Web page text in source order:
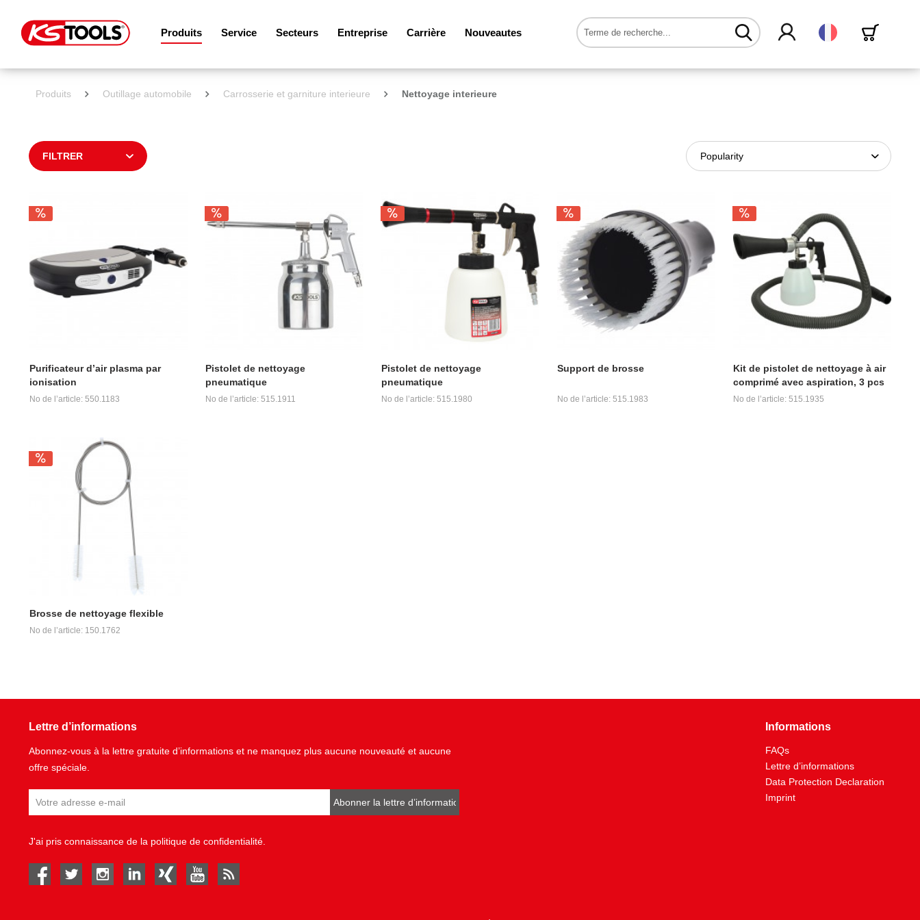
Produits Service Secteurs Entreprise Carrière Nouveautes Français
Produits Outillage automobile Carrosserie et garniture interieure Nettoyage interieure
FILTRER
Purificateur d’air plasma par
ionisation
No de l’article: 550.1183
Pistolet de nettoyage
pneumatique
No de l’article: 515.1911
Pistolet de nettoyage
pneumatique
No de l’article: 515.1980
Support de brosse
No de l’article: 515.1983
Kit de pistolet de nettoyage à air
comprimé avec aspiration, 3 pcs
No de l’article: 515.1935
Brosse de nettoyage flexible
No de l’article: 150.1762
Lettre d’informations
Abonnez-vous à la lettre gratuite d’informations et ne manquez plus aucune nouveauté et aucune
offre spéciale.
Abonner la lettre d’informations
J'ai pris connaissance de la politique de confidentialité
facebook twitter instagramlinked in Xing youtube
Informations
FAQs
Lettre d’informations
Data Protection Declaration
Imprint